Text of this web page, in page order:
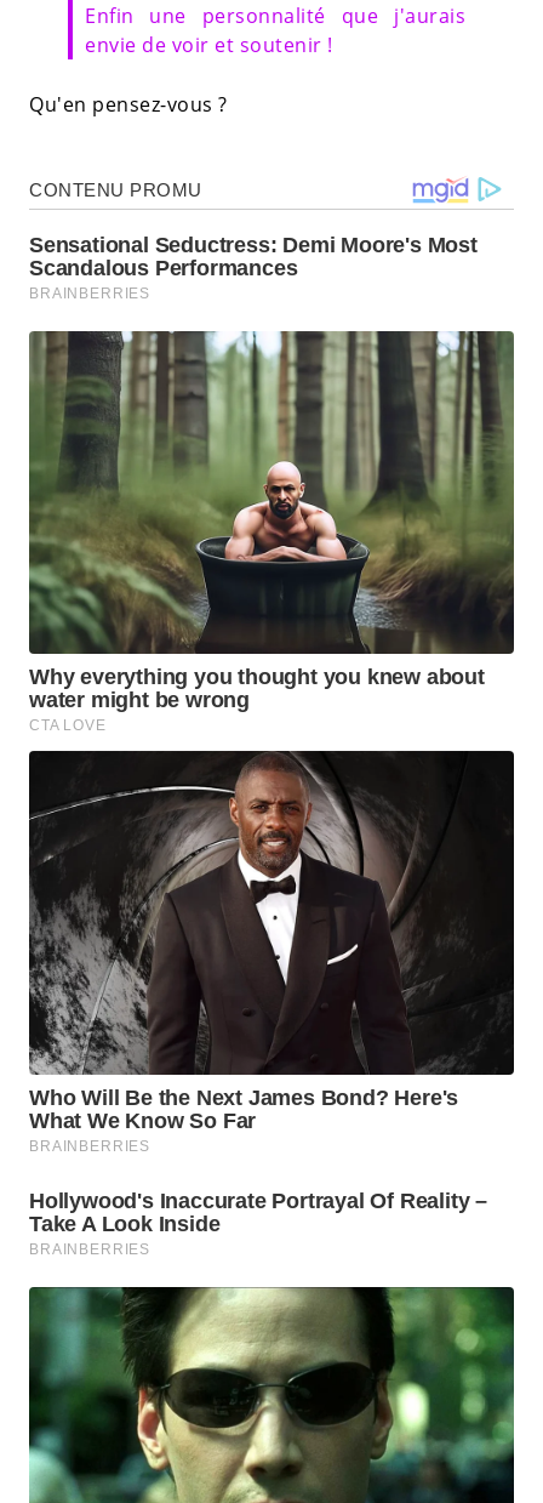
Enfin une personnalité que j'aurais
envie de voir et soutenir !
Qu'en pensez-vous ?